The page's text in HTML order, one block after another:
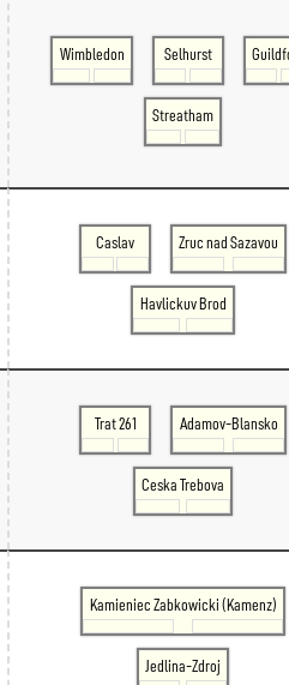
Wimbledon Selhurst
Streatham
Caslav Zruc nad Sazavou
Havlickuv Brod
Trat 261 Adamov-Blansko
Ceska Trebova
Kamieniec Zabkowicki (Kamenz)
Jedlina-Zdroj